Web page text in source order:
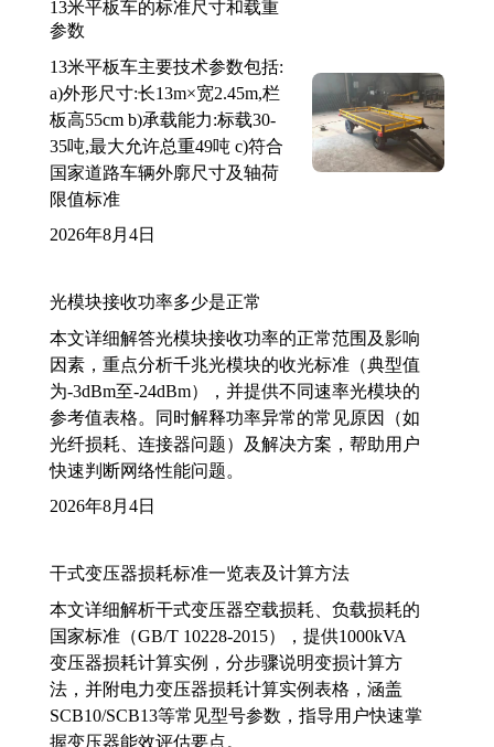
13米平板车的标准尺寸和载重
参数
13米平板车主要技术参数包括:
a)外形尺寸:长13m×宽2.45m,栏
板高55cm b)承载能力:标载30-
35吨,最大允许总重49吨 c)符合
国家道路车辆外廓尺寸及轴荷
限值标准
2026年8月4日
光模块接收功率多少是正常
本文详细解答光模块接收功率的正常范围及影响
因素，重点分析千兆光模块的收光标准（典型值
为-3dBm至-24dBm），并提供不同速率光模块的
参考值表格。同时解释功率异常的常见原因（如
光纤损耗、连接器问题）及解决方案，帮助用户
快速判断网络性能问题。
2026年8月4日
干式变压器损耗标准一览表及计算方法
本文详细解析干式变压器空载损耗、负载损耗的
国家标准（GB/T 10228-2015），提供1000kVA
变压器损耗计算实例，分步骤说明变损计算方
法，并附电力变压器损耗计算实例表格，涵盖
SCB10/SCB13等常见型号参数，指导用户快速掌
握变压器能效评估要点。